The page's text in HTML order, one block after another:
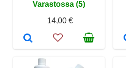
Varastossa (5)
14,00 €